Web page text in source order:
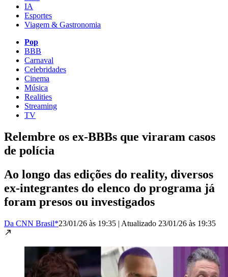
IA
Esportes
Viagem & Gastronomia
Pop
BBB
Carnaval
Celebridades
Cinema
Música
Realities
Streaming
TV
Relembre os ex-BBBs que viraram casos
de polícia
Ao longo das edições do reality, diversos
ex-integrantes do elenco do programa já
foram presos ou investigados
Da CNN Brasil*23/01/26 às 19:35 | Atualizado 23/01/26 às 19:35